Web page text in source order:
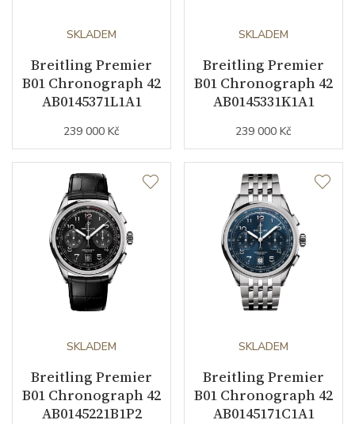
Kalibr strojku automatický nátah
Kameny strojku
Kyvy strojku 28800
Datumovka
Sekundová ručka
Chronograf
Tourbillon
Barva číselníku
SKLADEM
Breitling Premier
B01 Chronograph 42
AB0145371L1A1
239 000 Kč
SKLADEM
Breitling Premier
B01 Chronograph 42
AB0145331K1A1
239 000 Kč
SKLADEM
Breitling Premier
B01 Chronograph 42
AB0145221B1P2
SKLADEM
Breitling Premier
B01 Chronograph 42
AB0145171C1A1